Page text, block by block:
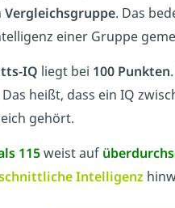
Vergleichsgruppe. Das
einer Gruppe
IQ liegt bei 100 Punkten
Das heißt, dass ein IQ
gehört.
115weist auf
Intelligenz